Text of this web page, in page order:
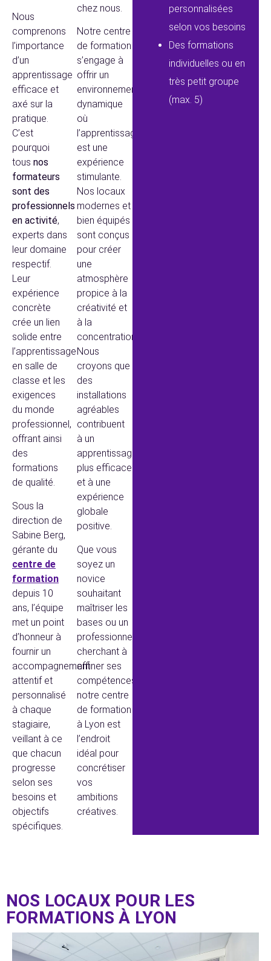
Nous
comprenons
l’importance
d’un
apprentissage
efficace et
axé sur la
pratique.
C’est
pourquoi
tous nos
formateurs
sont des
professionnels
en activité,
experts dans
leur domaine
respectif.
Leur
expérience
concrète
crée un lien
solide entre
l’apprentissage
en salle de
classe et les
exigences
du monde
professionnel,
offrant ainsi
des
formations
de qualité.
Sous la
direction de
Sabine Berg,
gérante du
centre de
formation
depuis 10
ans, l’équipe
met un point
d’honneur à
fournir un
accompagnement
attentif et
personnalisé
à chaque
stagiaire,
veillant à ce
que chacun
progresse
selon ses
besoins et
objectifs
spécifiques.
chez nous.
Notre centre
de formation
s’engage à
offrir un
environnement
dynamique
où
l’apprentissage
est une
expérience
stimulante.
Nos locaux
modernes et
bien équipés
sont conçus
pour créer
une
atmosphère
propice à la
créativité et
à la
concentration.
Nous
croyons que
des
installations
agréables
contribuent
à un
apprentissage
plus efficace
et à une
expérience
globale
positive.
Que vous
soyez un
novice
souhaitant
maîtriser les
bases ou un
professionnel
cherchant à
affiner ses
compétences,
notre centre
de formation
à Lyon est
l’endroit
idéal pour
concrétiser
vos
ambitions
créatives.
personnalisées
selon vos besoins
Des formations
individuelles ou en
très petit groupe
(max. 5)
NOS LOCAUX POUR LES
FORMATIONS À LYON